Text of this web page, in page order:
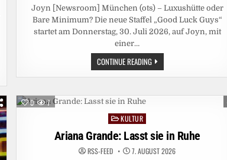
Joyn [Newsroom] München (ots) – Luxushütte oder
Bare Minimum? Die neue Staffel „Good Luck Guys“
startet am Donnerstag, 30. Juli 2026, auf Joyn, mit
einer…
CONTINUE READINGLUXUSHÜTTE
ODER
BRUCHBUDE?
GUYS“
30.
JULI,
AUF
JOYN
0 7
Posted
in
KULTUR
Ariana Grande: Lasst sie in Ruhe
RSS-FEED 7. AUGUST 2026